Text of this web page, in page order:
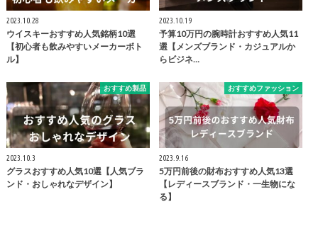
2023.10.28
ウイスキーおすすめ人気銘柄10選
【初心者も飲みやすいメーカーボト
ル】
2023.10.19
予算10万円の腕時計おすすめ人気11
選【メンズブランド・カジュアルか
らビジネ…
おすすめ製品
2023.10.3
グラスおすすめ人気10選【人気ブラ
ンド・おしゃれなデザイン】
おすすめファッション
2023.9.16
5万円前後の財布おすすめ人気13選
【レディースブランド・一生物にな
る】